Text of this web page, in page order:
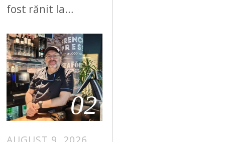
fost rănit la…
02